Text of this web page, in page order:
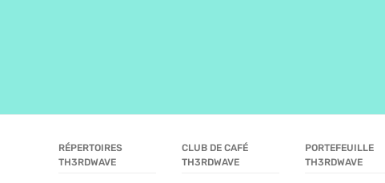
RÉPERTOIRES
TH3RDWAVE
CLUB DE CAFÉ
TH3RDWAVE
PORTEFEUILLE
TH3RDWAVE